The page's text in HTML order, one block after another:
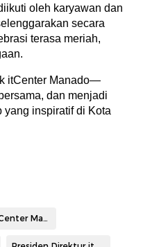
oleh karyawan dan
secara
terasa meriah,
itCenter Manado—
dan menjadi
yang inspiratif di Kota
HUT 18 itCenter Manado 2025